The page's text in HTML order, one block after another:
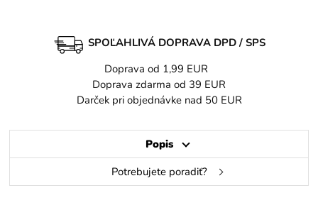
SPOĽAHLIVÁ DOPRAVA DPD / SPS
Doprava od 1,99 EUR
Doprava zdarma od 39 EUR
Darček pri objednávke nad 50 EUR
Popis
Potrebujete poradiť?